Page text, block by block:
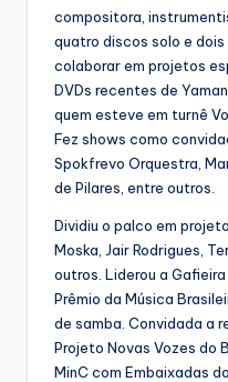
compositora,
quatro discos solo e
colaborar em projetos
DVDs recentes de
quem esteve em turnê
Fez shows como
Spokfrevo Orquestra,
de Pilares, entre outros.
Dividiu o palco em
Moska, Jair Rodrigues,
outros. Liderou a
Prêmio da Música
de samba. Convidada a
Projeto Novas Vozes do
MinC com Embaixadas